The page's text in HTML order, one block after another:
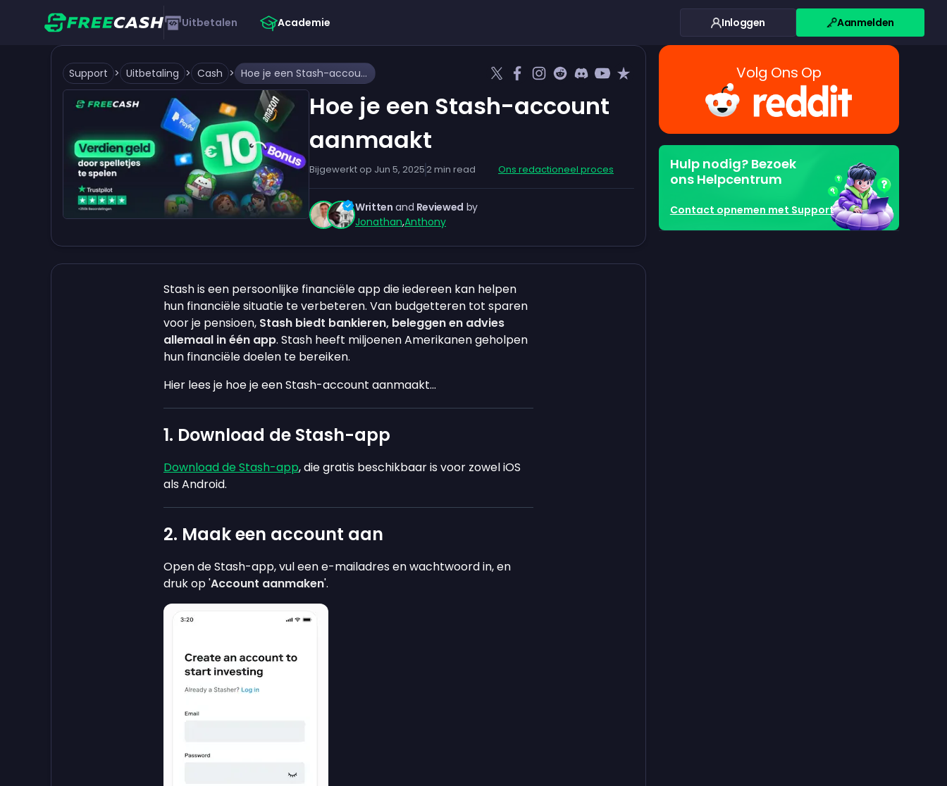
Uitbetalen Academie Inloggen Aanmelden
Support > Uitbetaling > Cash > Hoe je een Stash-account aanmaakt
Hoe je een Stash-account
aanmaakt
Bijgewerkt op Jun 5, 20252min read Ons redactioneel proces
Written and Reviewed by
Jonathan,Anthony
Stash is een persoonlijke financiële app die iedereen kan helpen
hun financiële situatie te verbeteren. Van budgetteren tot sparen
voor je pensioen, Stash biedt bankieren, beleggen en advies
allemaal in één app. Stash heeft miljoenen Amerikanen geholpen
hun financiële doelen te bereiken.
Hier lees je hoe je een Stash-account aanmaakt...
1. Download de Stash-app
Download de Stash-app, die gratis beschikbaar is voor zowel iOS
als Android.
2. Maak een account aan
Open de Stash-app, vul een e-mailadres en wachtwoord in, en
druk op 'Account aanmaken'.
Volg Ons Op
Hulp nodig? Bezoek
ons Helpcentrum
Contact opnemen met Support